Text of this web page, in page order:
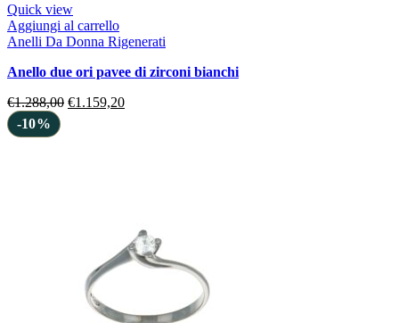
Quick view
Aggiungi al carrello
Anelli Da Donna Rigenerati
anello due ori pavee di zirconi bianchi
€1.288,00 €1.159,20
-10%